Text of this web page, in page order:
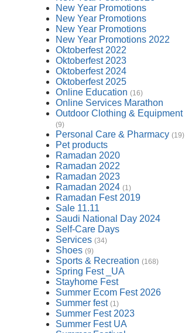
New Year Promotions
New Year Promotions
New Year Promotions
New Year Promotions 2022
Oktoberfest 2022
Oktoberfest 2023
Oktoberfest 2024
Oktoberfest 2025
Online Education (16)
Online Services Marathon
Outdoor Clothing & Equipment
(9)
Personal Care & Pharmacy (19)
Pet products
Ramadan 2020
Ramadan 2022
Ramadan 2023
Ramadan 2024 (1)
Ramadan Fest 2019
Sale 11.11
Saudi National Day 2024
Self-Care Days
Services (34)
Shoes (9)
Sports & Recreation (168)
Spring Fest _UA
Stayhome Fest
Summer Ecom Fest 2026
Summer fest (1)
Summer Fest 2023
Summer Fest UA